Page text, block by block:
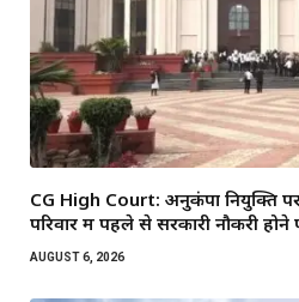
CG High Court: अनुकंपा नियुक्ति पर
परिवार में पहले से सरकारी नौकरी होने
AUGUST 6, 2026